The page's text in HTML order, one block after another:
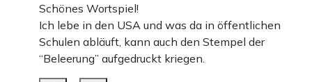
Schönes Wortspiel!
Ich lebe in den USA und was da in öffentlichen
Schulen abläuft, kann auch den Stempel der
“Beleerung” aufgedruckt kriegen.